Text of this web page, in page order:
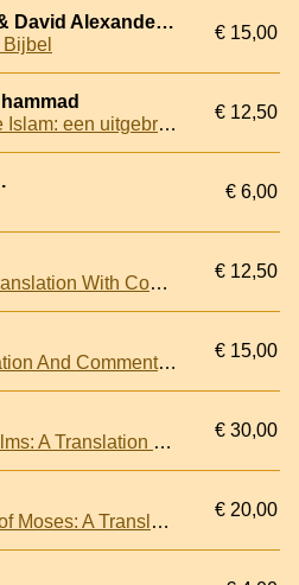
Alexander, Pat & David Alexander (redactie)
€ 15,00
De religie van de Islam: een uitgebreide verhandeling van de bronnen, beginselen, wetten en voorschriften van de Islam
€ 12,50
€ 6,00
David Story: A Translation With Commentary Of 1 And 2 Samuel
€ 12,50
Genesis: Translation And Commentary
€ 15,00
The Book of Psalms: A Translation with Commentary
€ 30,00
The Five Books of Moses: A Translation With Commentary
€ 20,00